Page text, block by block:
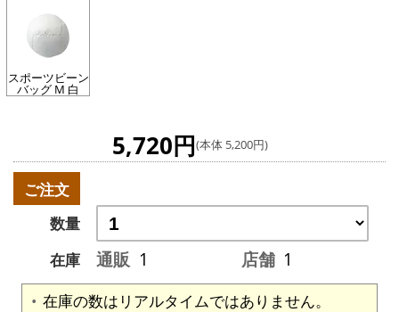
スポーツビーン
バッグ M 白
5,720円(本体 5,200円)
ご注文
数量
在庫
通販 1 店舗 1
在庫の数はリアルタイムではありません。